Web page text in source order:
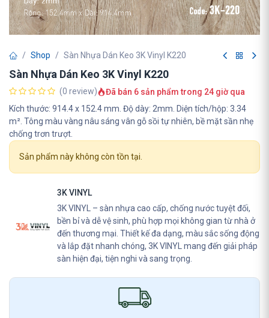
Shop Sàn Nhựa Dán Keo 3K Vinyl K220
Sàn Nhựa Dán Keo 3K Vinyl K220
(0 review)
Đã bán 6 sản phẩm trong 24 giờ qua
Kích thước: 914.4 x 152.4 mm. Độ dày: 2mm. Diện tích/hộp: 3.34
m². Tông màu vàng nâu sáng vân gỗ sồi tự nhiên, bề mặt sần nhẹ
chống trơn trượt.
Sản phẩm này không còn tồn tại.
3K VINYL
3K VINYL – sàn nhựa cao cấp, chống nước tuyệt đối,
bền bỉ và dễ vệ sinh, phù hợp mọi không gian từ nhà ở
đến thương mại. Thiết kế đa dạng, màu sắc sống động
và lắp đặt nhanh chóng, 3K VINYL mang đến giải pháp
sàn hiện đại, tiện nghi và sang trọng.